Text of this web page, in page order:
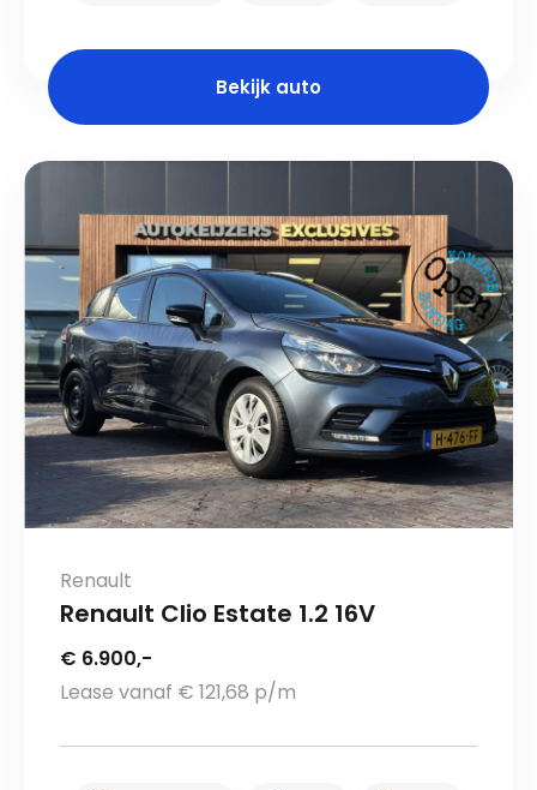
Bekijk auto
Renault
Renault Clio Estate 1.2 16V
€ 6.900,-
Lease vanaf € 121,68 p/m